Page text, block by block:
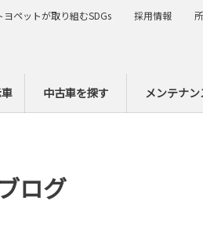
中古車を探す メンテナン
ヨペットが取り組むSDGs 採用情報
ログ